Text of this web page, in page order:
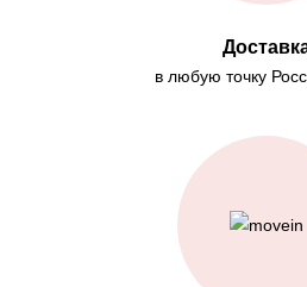
в любую точку